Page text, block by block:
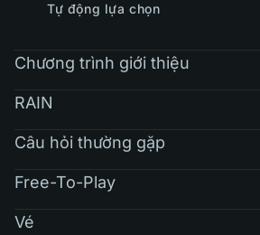
Tự động lựa chọn
Chương trình giới thiệu
RAIN
Câu hỏi thường gặp
Free-To-Play
Vé